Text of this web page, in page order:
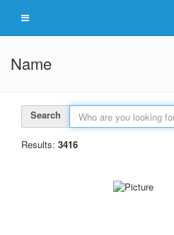
Name
Search
Results: 3416